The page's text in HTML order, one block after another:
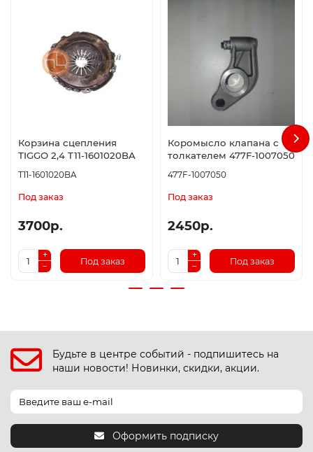
Корзина сцепления
TIGGO 2,4 T11-1601020BA
T11-1601020BA
Под заказ
3700р.
Под заказ
Коромысло клапана с
толкателем 477F-1007050
477F-1007050
Под заказ
2450р.
Под заказ
Будьте в центре событий - подпишитесь на
наши новости! Новинки, скидки, акции.
Оформить подписку